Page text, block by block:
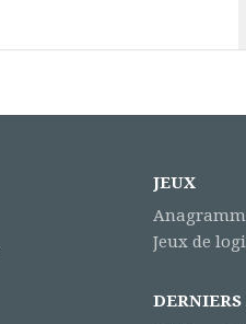
JEUX
Jeux de